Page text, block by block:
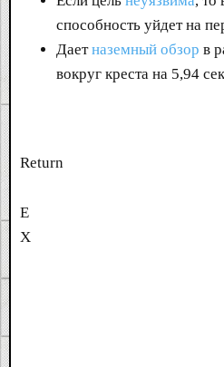
способность уйдет на
Даетназемный обзор в
вокруг креста на 5,94
Return
E
X